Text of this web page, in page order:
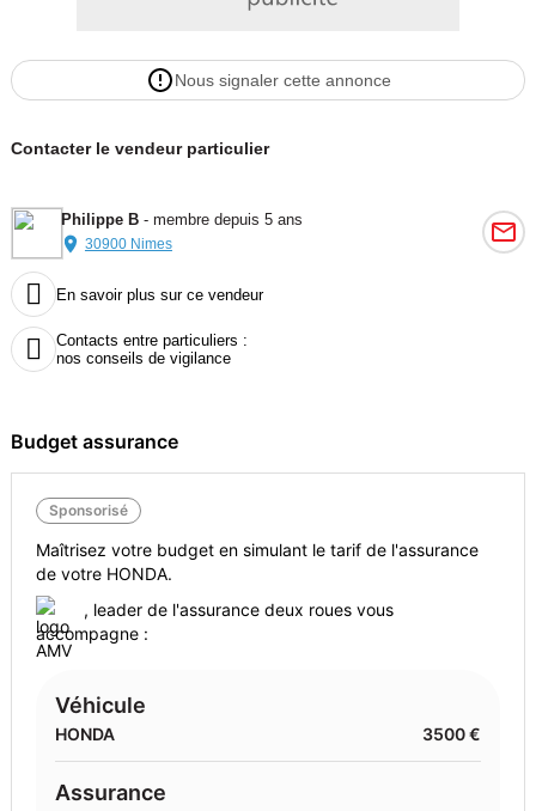
Nous signaler cette annonce
Contacter le vendeur particulier
Philippe B- membre depuis 5 ans
30900 Nimes
 En savoir plus sur ce vendeur

Contacts entre particuliers :
nos conseils de vigilance
Budget assurance
Sponsorisé
Maîtrisez votre budget en simulant le tarif de l'assurance
de votre HONDA.
, leader de l'assurance deux roues vous
accompagne :
Véhicule
HONDA 3500 €
Assurance